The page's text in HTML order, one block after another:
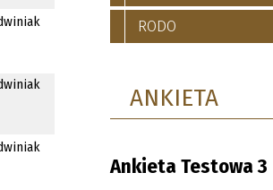
RODO
ANKIETA
Ankieta Testowa 3